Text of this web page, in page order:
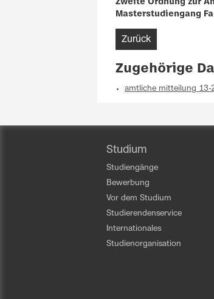
Zweite Ordnung zur
Masterstudiengang
Zurück
Zugehörige
amtliche_mitteilung_13-
Studium
Studiengänge
Bewerbung
Vor dem Studium
Studierendenservice
Internationales
Studienorganisation